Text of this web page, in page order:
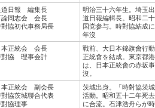
道日報 編集長
論同志会 会長
對協初代事務局長
明治三十六年生。埼玉
道日報編輯長。昭和二
国党参与。時對協結成
年沒
本正統会 会長
對協 理事会計
戰前、大日本錦旗會行
正統會を結成。東京都
は、日本正統會の赤坂
沒。
本正統会 副会長
對協茨城聯合代表
對協理事
茨城出身。「時對協茨
活動。昭和五十二年死
に合流。石津浩舟らが